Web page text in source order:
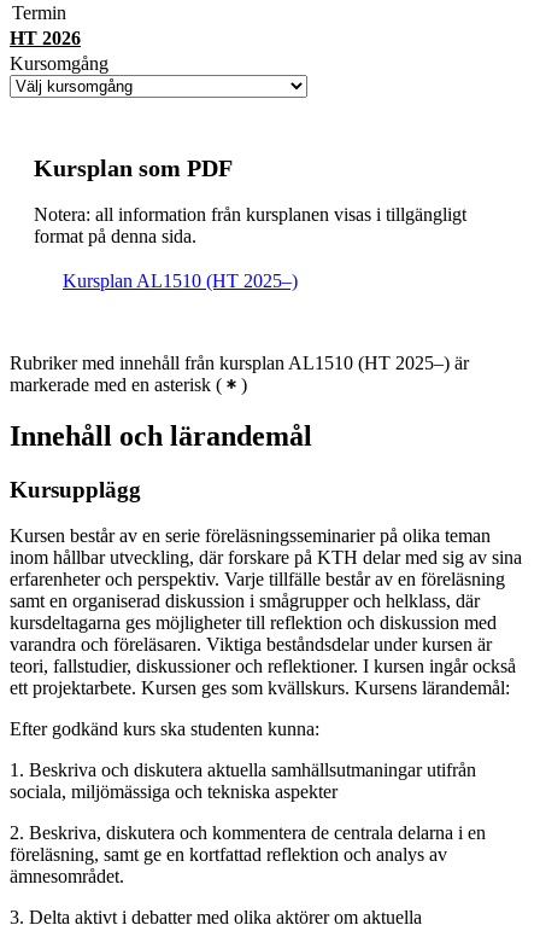
Termin
HT 2026
Kursomgång
Kursplan som PDF
Notera: all information från kursplanen visas i tillgängligt
format på denna sida.
Kursplan AL1510 (HT 2025–)
Rubriker med innehåll från kursplan AL1510 (HT 2025–) är
markerade med en asterisk ( )
Innehåll och lärandemål
Kursupplägg
Kursen består av en serie föreläsningsseminarier på olika teman
inom hållbar utveckling, där forskare på KTH delar med sig av sina
erfarenheter och perspektiv. Varje tillfälle består av en föreläsning
samt en organiserad diskussion i smågrupper och helklass, där
kursdeltagarna ges möjligheter till reflektion och diskussion med
varandra och föreläsaren. Viktiga beståndsdelar under kursen är
teori, fallstudier, diskussioner och reflektioner. I kursen ingår också
ett projektarbete. Kursen ges som kvällskurs. Kursens lärandemål:
Efter godkänd kurs ska studenten kunna:
1. Beskriva och diskutera aktuella samhällsutmaningar utifrån
sociala, miljömässiga och tekniska aspekter
2. Beskriva, diskutera och kommentera de centrala delarna i en
föreläsning, samt ge en kortfattad reflektion och analys av
ämnesområdet.
3. Delta aktivt i debatter med olika aktörer om aktuella